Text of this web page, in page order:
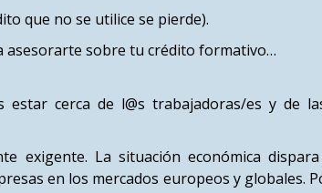
que no se utilice se pierde).
asesorarte sobre tu crédito formativo…
cerca de l@s trabajadoras/es y de
exigente. La situación económica
en los mercados europeos y globales.